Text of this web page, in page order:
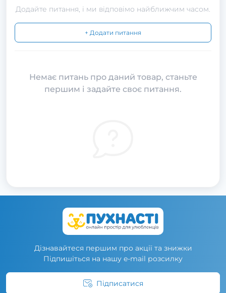
Додайте питання, і ми відповімо найближчим часом.
+ Додати питання
Немає питань про даний товар, станьте
першим і задайте своє питання.
Дізнавайтеся першим про акції та знижки
Підпишіться на нашу e-mail розсилку
Підписатися